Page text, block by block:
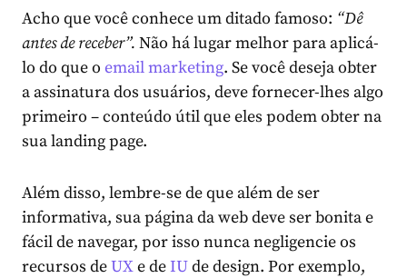
Acho que você conhece um ditado famoso: “Dê
antes de receber”. Não há lugar melhor para aplicá-
lo do que o email marketing. Se você deseja obter
a assinatura dos usuários, deve fornecer-lhes algo
primeiro – conteúdo útil que eles podem obter na
sua landing page.
Além disso, lembre-se de que além de ser
informativa, sua página da web deve ser bonita e
fácil de navegar, por isso nunca negligencie os
recursos deUXe deIUde design. Por exemplo,